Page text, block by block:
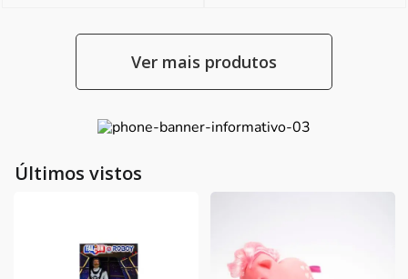
Últimos vistos